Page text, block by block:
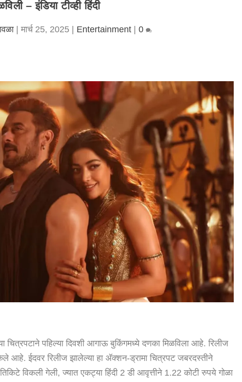
– इंडिया टीव्ही हिंदी
|मार्च 25, 2025 Entertainment |0
चित्रपटाने पहिल्या दिवशी आगाऊ बुकिंगमध्ये दणका मिळविला आहे. रिलीज
आहे. ईदवर रिलीज झालेल्या हा अ‍ॅक्शन-ड्रामा चित्रपट जबरदस्तीने
विकली गेली, ज्यात एकट्या हिंदी 2 डी आवृत्तीने 1.22 कोटी रुपये गोळा